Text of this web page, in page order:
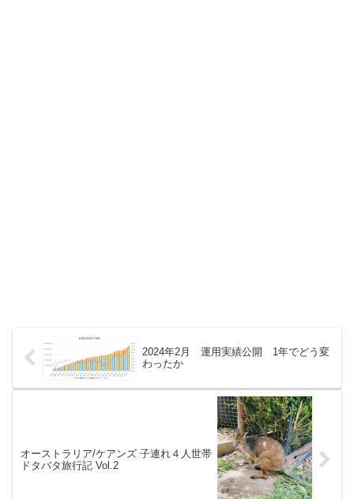
2024年2月 運用実績公開 1年でどう変
わったか
オーストラリア/ケアンズ 子連れ４人世帯
ドタバタ旅行記 Vol.2